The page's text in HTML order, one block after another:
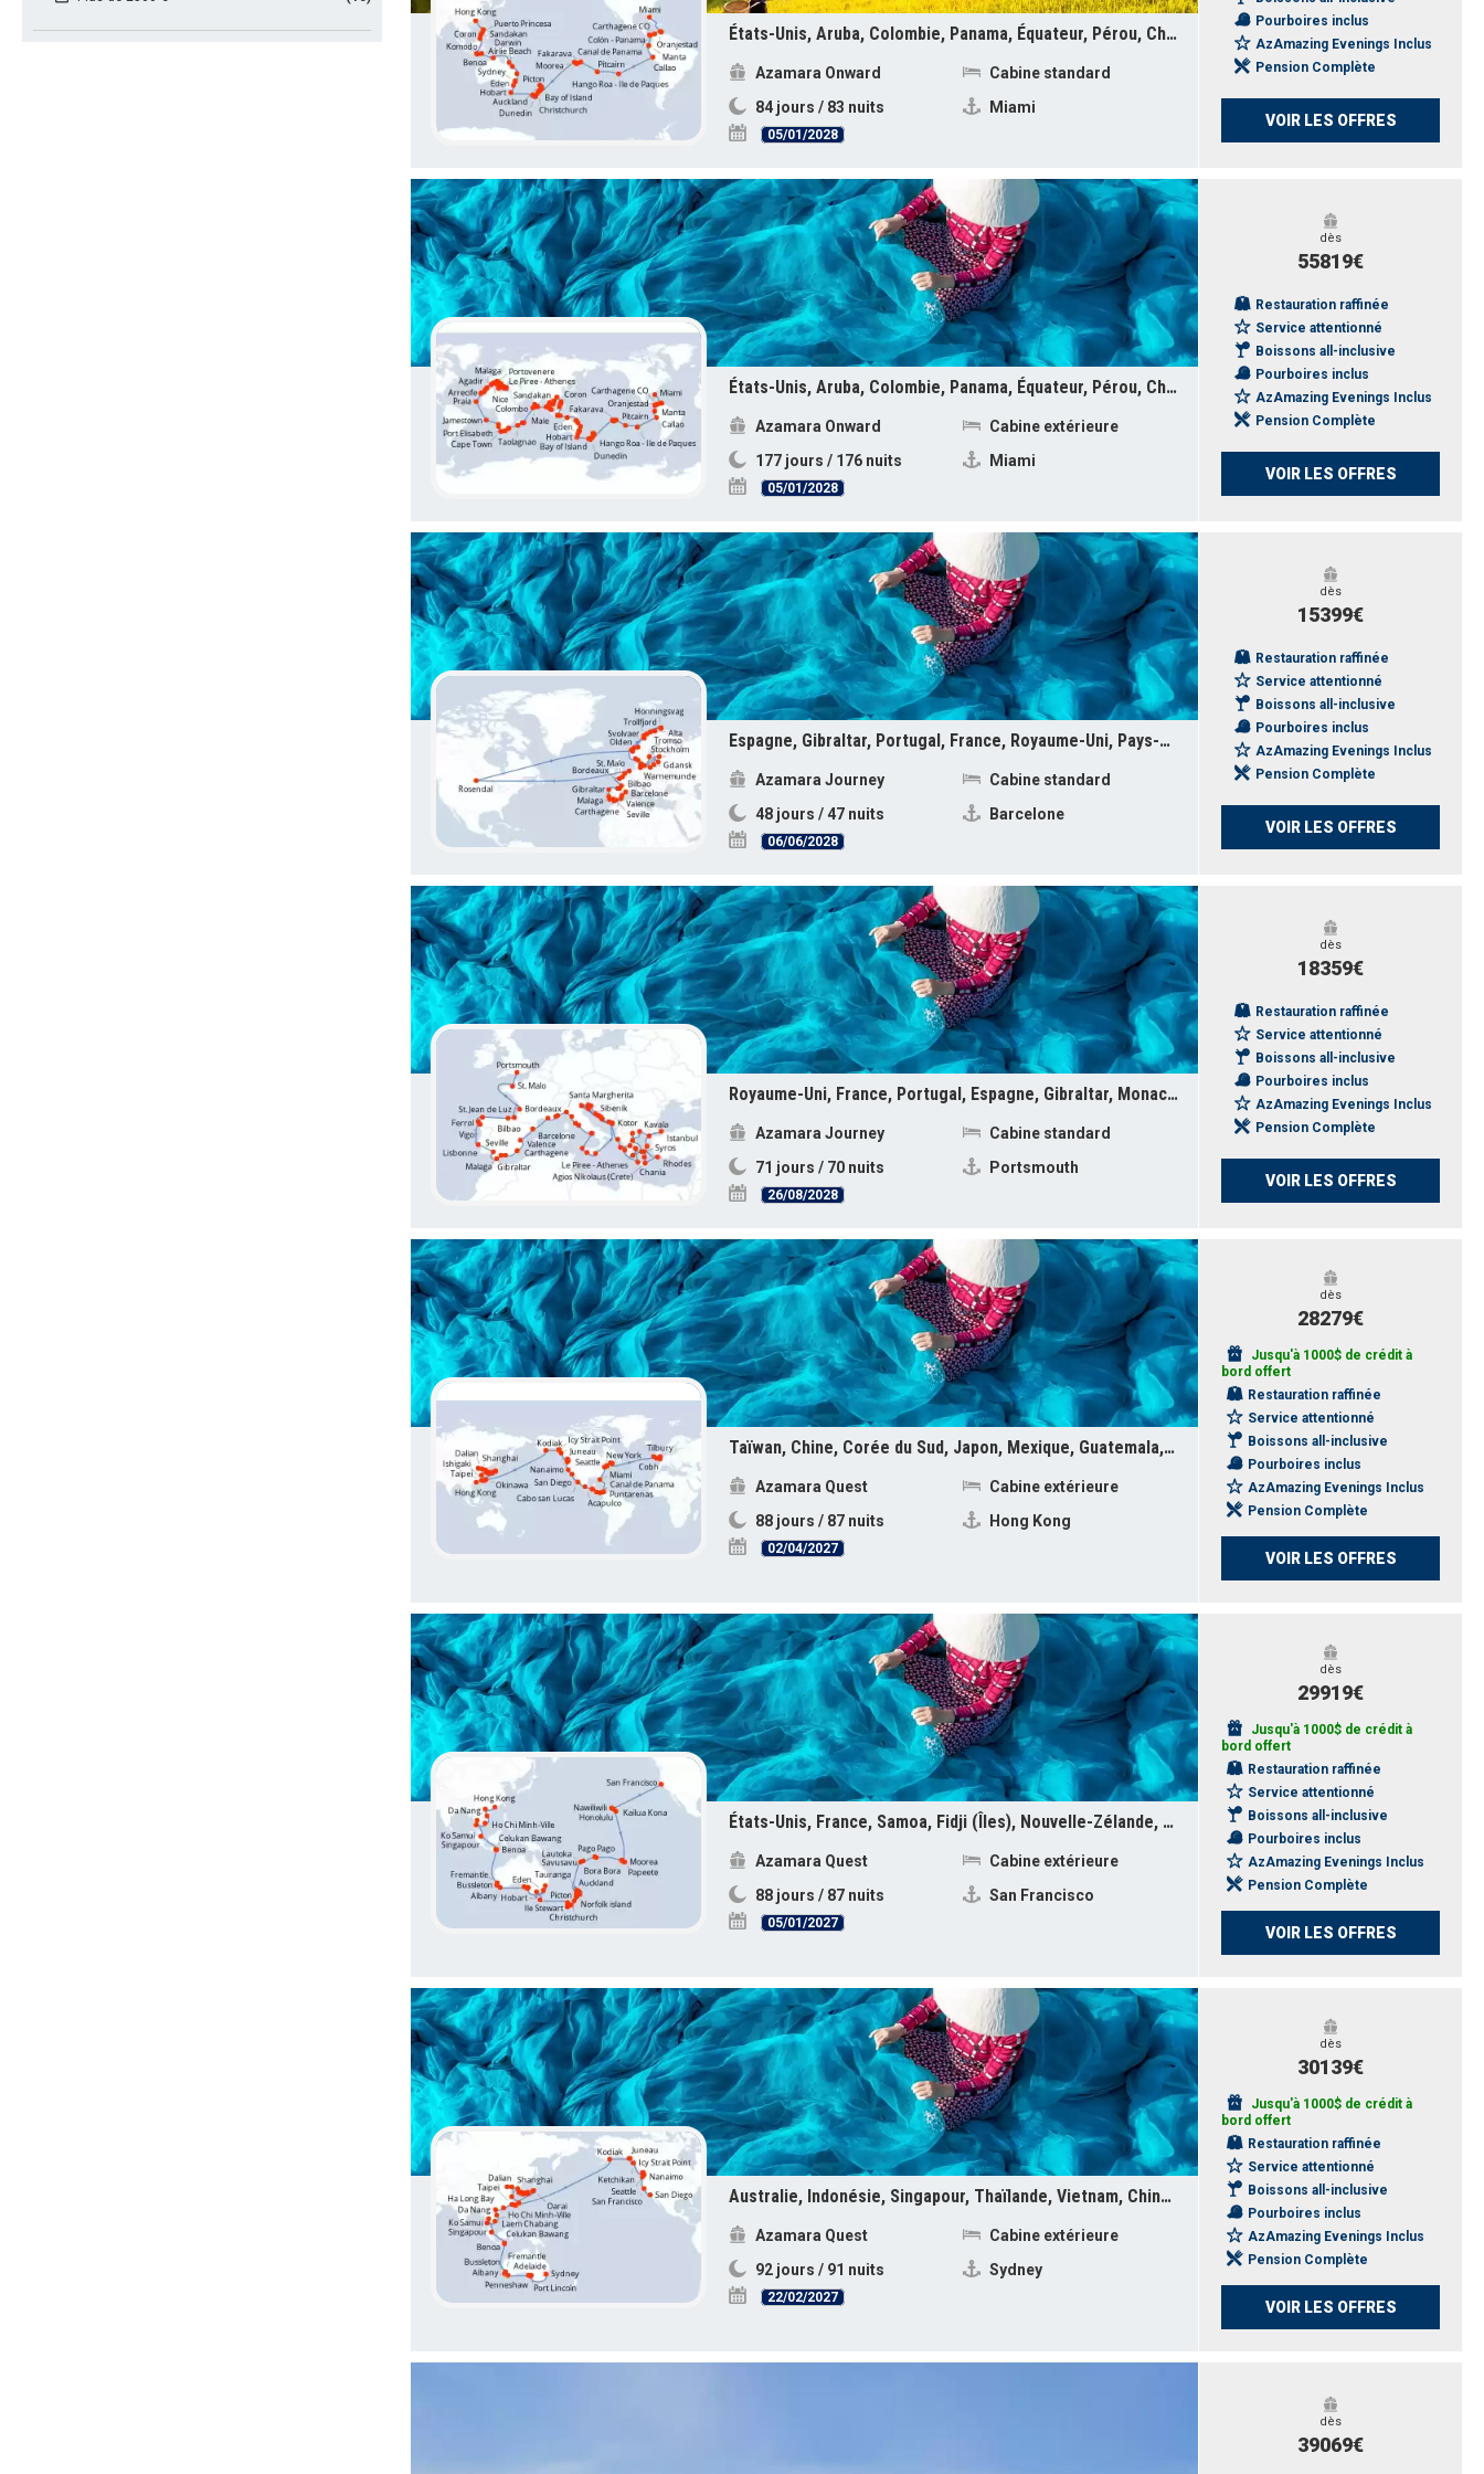
États-Unis, Aruba, Colombie, Panama, Équateur, Pérou, Chili, Royaume-Uni, France, Nouvelle-Zélande, Australie, Indonésie, Malaisie, Philippines, Chine
Azamara Onward
84 jours / 83 nuits
Cabine standard
Miami
05/01/2028
Pourboires inclus
AzAmazing Evenings Inclus
Pension Complète
VOIR LES OFFRES
États-Unis, Aruba, Colombie, Panama, Équateur, Pérou, Chili, Royaume-Uni, Nouvelle-Zélande, Australie, Indonésie, Malaisie, Philippines, Chine, Vietnam, Thaïlande, Singapour, Sri Lanka, Inde, Maldives
Azamara Onward
177 jours / 176 nuits
Cabine extérieure
Miami
05/01/2028
dès
55819€
Restauration raffinée
Service attentionné
Boissons all-inclusive
Pourboires inclus
AzAmazing Evenings Inclus
Pension Complète
VOIR LES OFFRES
Espagne, Gibraltar, Portugal, France, Royaume-Uni, Pays-Bas, Norvège, Danemark, Allemagne, Pologne, Lituanie, Lettonie, Estonie, Suède
Azamara Journey
48 jours / 47 nuits
Cabine standard
Barcelone
06/06/2028
dès
15399€
Restauration raffinée
Service attentionné
Boissons all-inclusive
Pourboires inclus
AzAmazing Evenings Inclus
Pension Complète
VOIR LES OFFRES
Royaume-Uni, France, Portugal, Espagne, Gibraltar, Monaco, Italie, Monténégro, Croatie, Slovénie, Turquie, Grèce
Azamara Journey
71 jours / 70 nuits
Cabine standard
Portsmouth
26/08/2028
dès
18359€
Restauration raffinée
Service attentionné
Boissons all-inclusive
Pourboires inclus
AzAmazing Evenings Inclus
Pension Complète
VOIR LES OFFRES
Taïwan, Chine, Corée du Sud, Japon, Mexique, Guatemala, Salvador, Costa Rica, Panama, Colombie, États-Unis, Canada, Irlande, France, Royaume-Uni
Azamara Quest
88 jours / 87 nuits
Cabine extérieure
Hong Kong
02/04/2027
dès
28279€
Jusqu'à 1000$ de crédit à
bord offert
Restauration raffinée
Service attentionné
Boissons all-inclusive
Pourboires inclus
AzAmazing Evenings Inclus
Pension Complète
VOIR LES OFFRES
États-Unis, France, Samoa, Fidji (Îles), Nouvelle-Zélande, Australie, Indonésie, Singapour, Thaïlande, Vietnam, Chine
Azamara Quest
88 jours / 87 nuits
Cabine extérieure
San Francisco
05/01/2027
dès
29919€
Jusqu'à 1000$ de crédit à
bord offert
Restauration raffinée
Service attentionné
Boissons all-inclusive
Pourboires inclus
AzAmazing Evenings Inclus
Pension Complète
VOIR LES OFFRES
Australie, Indonésie, Singapour, Thaïlande, Vietnam, Chine, Taïwan, Japon, Corée du Sud, Canada, États-Unis
Azamara Quest
92 jours / 91 nuits
Cabine extérieure
Sydney
22/02/2027
dès
30139€
Jusqu'à 1000$ de crédit à
bord offert
Restauration raffinée
Service attentionné
Boissons all-inclusive
Pourboires inclus
AzAmazing Evenings Inclus
Pension Complète
VOIR LES OFFRES
dès
39069€